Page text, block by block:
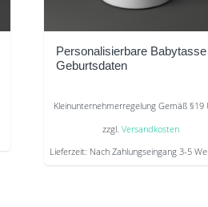
Personalisierbare
Geburtsdaten
Kleinunternehmerregelung Gemäß §19
zzgl. Versandkosten
Lieferzeit: Nach Zahlungseingang 3-5